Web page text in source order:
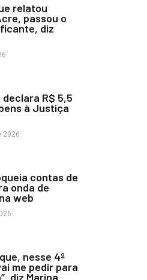
relatou
passou o
diz
R$ 5,5
à Justiça
2026
contas de
onda de
web
nesse 4º
me pedir para
diz Marina